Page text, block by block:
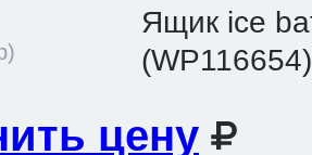
Ящик ice
(WP116654)
цену